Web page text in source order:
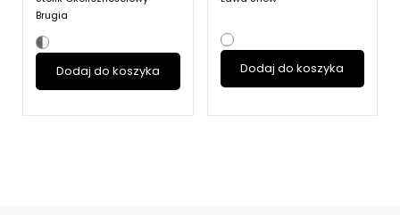
Brugia
Dodaj do koszyka Dodaj do koszyka